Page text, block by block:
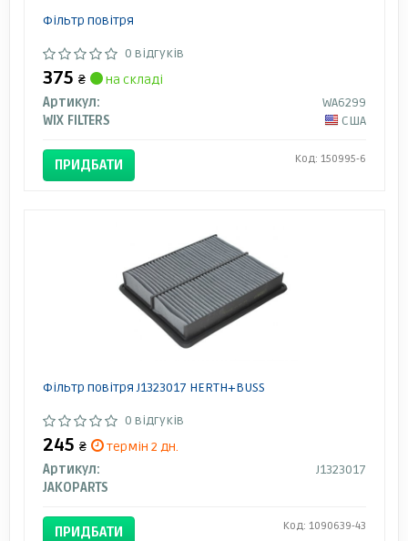
Фільтр повітря
0 відгуків
375 ₴
на складі
Артикул:
WA6299
WIX FILTERS
США
ПРИДБАТИ Код: 150995-6
Фільтр повітря J1323017 HERTH+BUSS
0 відгуків
245 ₴
термін 2 дн.
Артикул:
J1323017
JAKOPARTS
ПРИДБАТИ Код: 1090639-43